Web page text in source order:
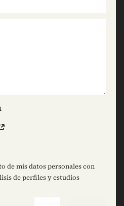
de mis datos personales con
de perfiles y estudios